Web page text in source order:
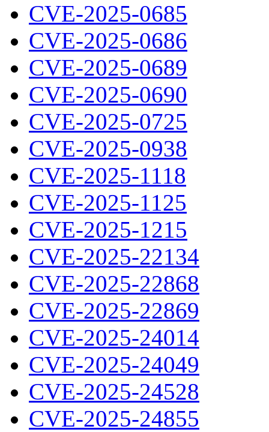
CVE-2025-0685
CVE-2025-0686
CVE-2025-0689
CVE-2025-0690
CVE-2025-0725
CVE-2025-0938
CVE-2025-1118
CVE-2025-1125
CVE-2025-1215
CVE-2025-22134
CVE-2025-22868
CVE-2025-22869
CVE-2025-24014
CVE-2025-24049
CVE-2025-24528
CVE-2025-24855